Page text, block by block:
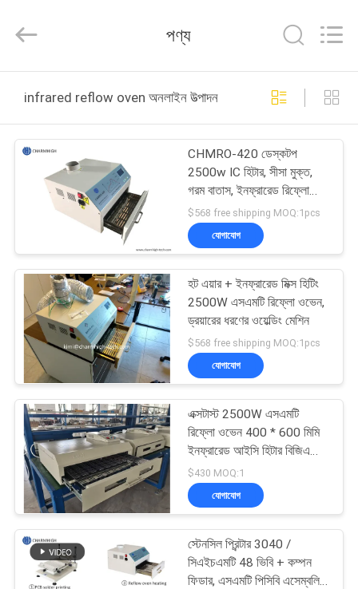
পণ্য
ভিডিও
সম্পর্কে
কারখানা
ভ্রমণ
মান
নিয়ন্ত্রণ
আমাদের
সাথে
যোগাযোগ
করুন
TECHNOLOGY
LIMITED.
Reserved.
পণ্য
infrared reflow oven অনলাইন উত্পাদন
CHMRO-420 ডেস্কটপ
2500w IC হিটার, সীসা মুক্ত,
গরম বাতাস, ইনফ্রারেড রিফ্লো
ওভেন
$568 free shipping MOQ:1pcs
যোগাযোগ
হট এয়ার + ইনফ্রারেড মিক্স হিটিং
2500W এসএমটি রিফ্লো ওভেন,
ড্রয়ারের ধরণের ওয়েল্ডিং মেশিন
$568 free shipping MOQ:1pcs
যোগাযোগ
এক্সটাস্ট 2500W এসএমটি
রিফ্লো ওভেন 400 * 600 মিমি
ইনফ্রারেড আইসি হিটার বিজিএ
এসএমডি এসএমটি হিটিং সেশন সহ
টি 962 সি
$430 MOQ:1
যোগাযোগ
স্টেনসিল প্রিন্টার 3040 /
সিএইচএমটি 48 ভিবি + কম্পন
ফিডার, এসএমটি পিসিবি এসেম্বলি